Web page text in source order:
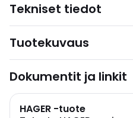
Tekniset tiedot
Tuotekuvaus
Dokumentit ja linkit
HAGER -tuote